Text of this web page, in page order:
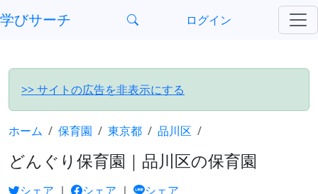
学びサーチ ログイン
>> サイトの広告を非表示にする
ホーム 保育園 東京都 品川区
どんぐり保育園｜品川区の保育園
シェア ｜ シェア ｜
シェア